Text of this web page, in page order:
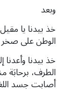
وبعد
خذ بيدنا يا
الوطن على صخر
خذ بيدنا
الطرف،
أصابت جسد